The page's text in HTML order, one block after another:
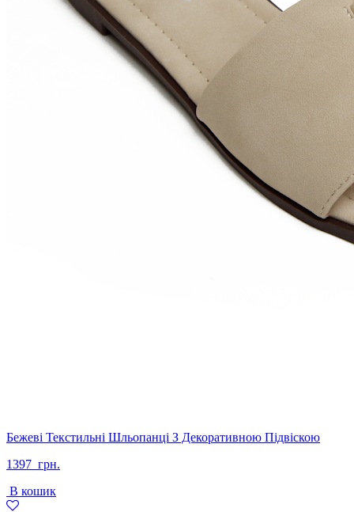
Бежеві Текстильні Шльопанці З Декоративною Підвіскою
1397 грн.
В кошик